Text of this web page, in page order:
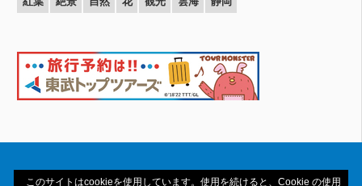
このサイトはcookieを使用しています。使用を続けると、Cookie の使用